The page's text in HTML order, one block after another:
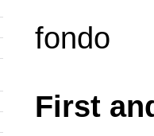
fondo
First